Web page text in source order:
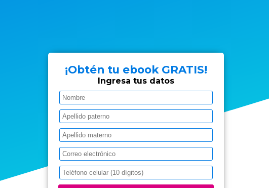
¡Obtén tu ebook GRATIS!
Ingresa tus datos